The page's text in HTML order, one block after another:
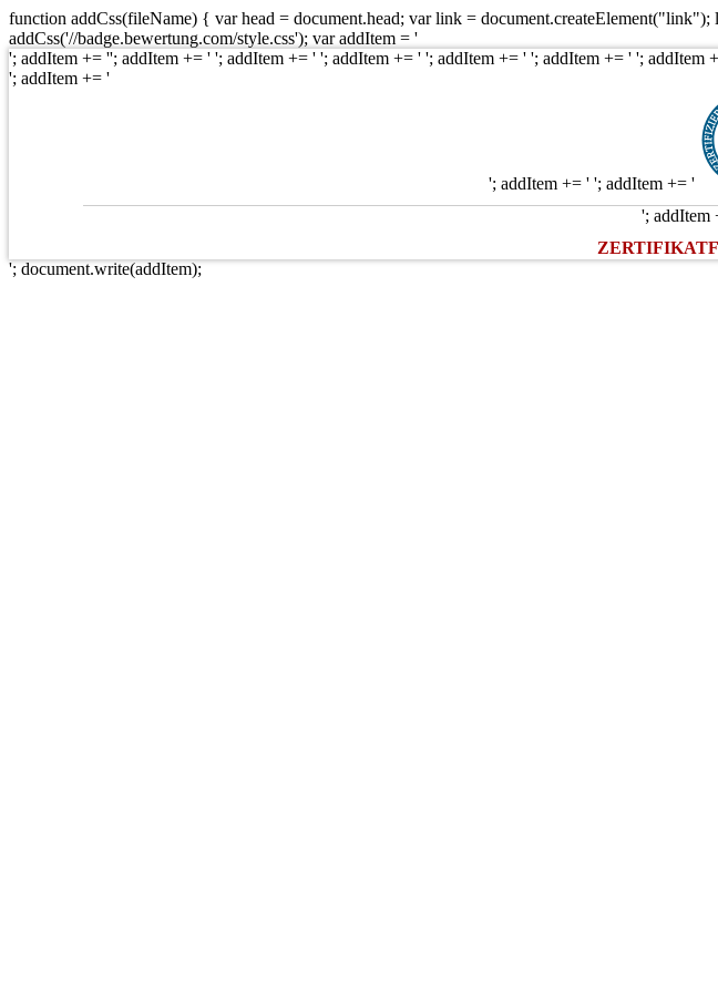
function addCss(fileName) { var head = document.head; var link =
addCss('//badge.bewertung.com/style.css'); var addItem = '
'; addItem += ''; addItem += ' '; addItem += ' '; addItem += ' '; addItem += ' '; addItem += ' ';
'; addItem += '
'; addItem += ' '; addItem += '
'; addItem
'; document.write(addItem);